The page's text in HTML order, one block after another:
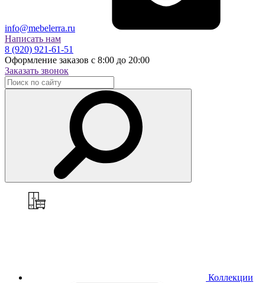
info@mebelerra.ru
Написать нам
8 (920) 921-61-51
Оформление заказов с 8:00 до 20:00
Заказать звонок
Коллекции